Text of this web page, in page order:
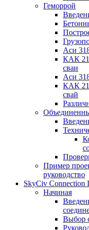
Геморрой
Аси
КАК
сваи
Аси
КАК
свай
Пример
руководство
SkyCiv Connection
Начиная
Выбор